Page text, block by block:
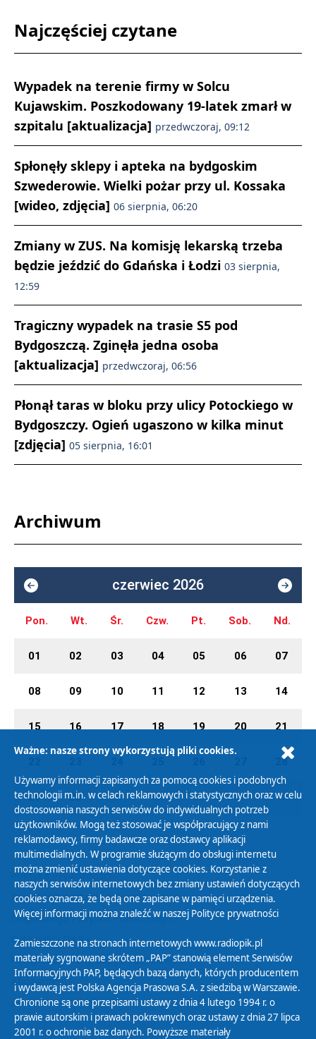
Najczęściej czytane
Wypadek na terenie firmy w Solcu
Kujawskim. Poszkodowany 19-latek zmarł w
szpitalu [aktualizacja] przedwczoraj, 09:12
Spłonęły sklepy i apteka na bydgoskim
Szwederowie. Wielki pożar przy ul. Kossaka
[wideo, zdjęcia] 06 sierpnia, 06:20
Zmiany w ZUS. Na komisję lekarską trzeba
będzie jeździć do Gdańska i Łodzi 03 sierpnia,
12:59
Tragiczny wypadek na trasie S5 pod
Bydgoszczą. Zginęła jedna osoba
[aktualizacja] przedwczoraj, 06:56
Płonął taras w bloku przy ulicy Potockiego w
Bydgoszczy. Ogień ugaszono w kilka minut
[zdjęcia] 05 sierpnia, 16:01
Archiwum
czerwiec 2026
Pon. Wt. Śr. Czw. Pt. Sob. Nd.
01 02 03 04 05 06 07
08 09 10 11 12 13 14
15 16 17 18 19 20 21
28
29 30 01 02 03 04 05
Polityka Prywatności
Zasady korzystania z Serwisu
Organizacje Pożytku Publicznego
Cyfryzacja DAB+
Polityka ochrony danych osobowych
Abonament
Zamówienia publiczne
Ważne: nasze strony wykorzystują pliki cookies.
Używamy informacji zapisanych za pomocą cookies i podobnych
technologii m.in. w celach reklamowych i statystycznych oraz w celu
dostosowania naszych serwisów do indywidualnych potrzeb
użytkowników. Mogą też stosować je współpracujący z nami
reklamodawcy, firmy badawcze oraz dostawcy aplikacji
multimedialnych. W programie służącym do obsługi internetu
można zmienić ustawienia dotyczące cookies. Korzystanie z
naszych serwisów internetowych bez zmiany ustawień dotyczących
cookies oznacza, że będą one zapisane w pamięci urządzenia.
Więcej informacji można znaleźć w naszej Polityce prywatności
Zamieszczone na stronach internetowych www.radiopik.pl
materiały sygnowane skrótem „PAP” stanowią element Serwisów
Informacyjnych PAP, będących bazą danych, których producentem
i wydawcą jest Polska Agencja Prasowa S.A. z siedzibą w Warszawie.
Chronione są one przepisami ustawy z dnia 4 lutego 1994 r. o
prawie autorskim i prawach pokrewnych oraz ustawy z dnia 27 lipca
2001 r. o ochronie baz danych. Powyższe materiały